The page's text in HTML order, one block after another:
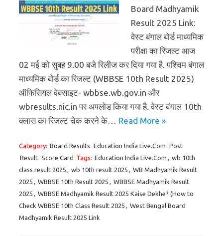
Board Madhyamik
Result 2025 Link:
वेस्ट बंगाल बोर्ड माध्यमिक
परीक्षा का रिजल्ट आज
02 मई को सुबह 9.00 बजे रिलीज कर दिया गया है. पश्चिम बंगाल
माध्यमिक बोर्ड का रिजल्ट (WBBSE 10th Result 2025)
ऑफिसियल वेबसाइट- wbbse.wb.gov.in और
wbresults.nic.in पर अपलोड किया गया है. वेस्ट बंगाल 10th
क्लास का रिजल्ट चेक करने के… Read More »
Category: Board Results Education India Live.Com Post
Result Score Card Tags: Education India Live.Com , wb 10th
class result 2025 , wb 10th result 2025 , WB Madhyamik Result
2025 , WBBSE 10th Result 2025 , WBBSE Madhyamik Result
2025 , WBBSE Madhyamik Result 2025 Kaise Dekhe? (How to
Check WBBSE 10th Class Result 2025 , West Bengal Board
Madhyamik Result 2025 Link